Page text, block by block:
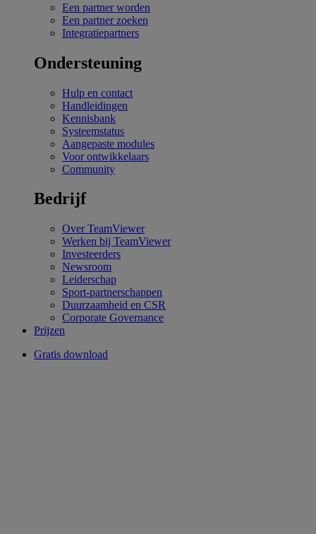
Een partner worden
Een partner zoeken
Integratiepartners
Ondersteuning
Hulp en contact
Handleidingen
Kennisbank
Systeemstatus
Aangepaste modules
Voor ontwikkelaars
Community
Bedrijf
Over TeamViewer
Werken bij TeamViewer
Investeerders
Newsroom
Leiderschap
Sport-partnerschappen
Duurzaamheid en CSR
Corporate Governance
Prijzen
Gratis download